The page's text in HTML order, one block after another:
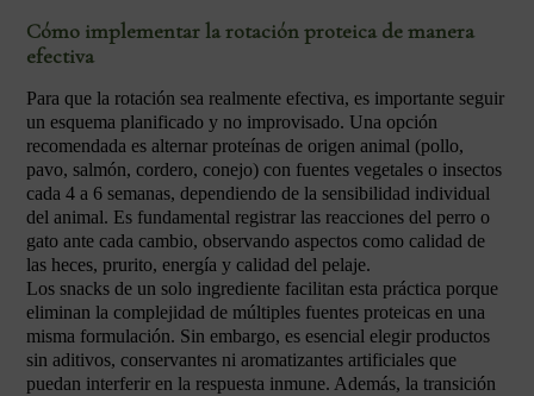
Cómo implementar la rotación proteica de manera
efectiva
Para que la rotación sea realmente efectiva, es importante seguir
un esquema planificado y no improvisado. Una opción
recomendada es alternar proteínas de origen animal (pollo,
pavo, salmón, cordero, conejo) con fuentes vegetales o insectos
cada 4 a 6 semanas, dependiendo de la sensibilidad individual
del animal. Es fundamental registrar las reacciones del perro o
gato ante cada cambio, observando aspectos como calidad de
las heces, prurito, energía y calidad del pelaje.
Los snacks de un solo ingrediente facilitan esta práctica porque
eliminan la complejidad de múltiples fuentes proteicas en una
misma formulación. Sin embargo, es esencial elegir productos
sin aditivos, conservantes ni aromatizantes artificiales que
puedan interferir en la respuesta inmune. Además, la transición